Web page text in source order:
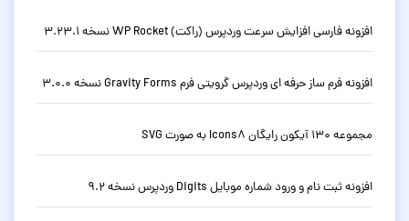
افزونه فارسی افزایش سرعت وردپرس (راکت) WP Rocket نسخه 3.23.1
افزونه فرم ساز حرفه ای وردپرس گرویتی فرم Gravity Forms نسخه 3.0.0
مجموعه 130 آیکون رایگان Icons8 به صورت SVG
افزونه ثبت نام و ورود شماره موبایل Digits وردپرس نسخه 9.2